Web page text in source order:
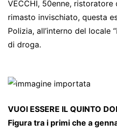
VECCHI, 50enne, ristoratore
rimasto invischiato, questa
Polizia, all’interno del locale
di droga.
VUOI ESSERE IL QUINTO
Figura tra i primi che a